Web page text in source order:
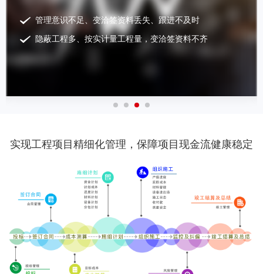
管理意识不足、变洽签资料丢失、跟进不及时
隐蔽工程多、按实计量工程量，变洽签资料不齐
实现工程项目精细化管理，保障项目现金流健康稳定